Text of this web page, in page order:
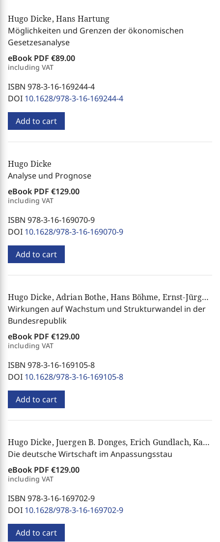
Hugo Dicke, Hans Hartung
Möglichkeiten und Grenzen der ökonomischen
Gesetzesanalyse
eBook PDF €89.00
including VAT
ISBN 978-3-16-169244-4
DOI 10.1628/978-3-16-169244-4
Add to cart
Hugo Dicke
Analyse und Prognose
eBook PDF €129.00
including VAT
ISBN 978-3-16-169070-9
DOI 10.1628/978-3-16-169070-9
Add to cart
Hugo Dicke, Adrian Bothe, Hans Böhme, Ernst-Jürgen Horn, Harmen Lehment, Eckhard Kanthack, Henning Sichelschmidt, Joachim Zietz
Wirkungen auf Wachstum und Strukturwandel in der
Bundesrepublik
eBook PDF €129.00
including VAT
ISBN 978-3-16-169105-8
DOI 10.1628/978-3-16-169105-8
Add to cart
Hugo Dicke, Juergen B. Donges, Erich Gundlach, Karl-Heinz Jüttemeier, Henning Klodt, Klaus-Dieter Schmidt, Frank D. Weiss
Die deutsche Wirtschaft im Anpassungsstau
eBook PDF €129.00
including VAT
ISBN 978-3-16-169702-9
DOI 10.1628/978-3-16-169702-9
Add to cart